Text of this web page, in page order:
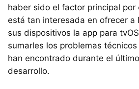
haber sido el factor principal por
está tan interesada en ofrecer a
sus dispositivos la app para
sumarles los problemas
han encontrado durante el
desarrollo.